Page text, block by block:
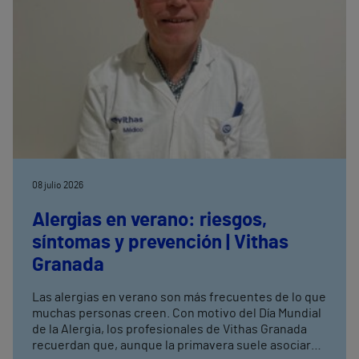
08 julio 2026
Alergias en verano: riesgos,
síntomas y prevención | Vithas
Granada
Las alergias en verano son más frecuentes de lo que
muchas personas creen. Con motivo del Día Mundial
de la Alergia, los profesionales de Vithas Granada
recuerdan que, aunque la primavera suele asociarse